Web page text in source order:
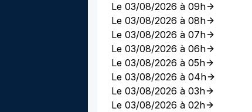
Le 03/08/2026 à 09h
Le 03/08/2026 à 08h
Le 03/08/2026 à 07h
Le 03/08/2026 à 06h
Le 03/08/2026 à 05h
Le 03/08/2026 à 04h
Le 03/08/2026 à 03h
Le 03/08/2026 à 02h